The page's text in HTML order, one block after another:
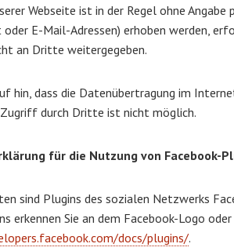
Webseite ist in der Regel ohne
oder E-Mail-Adressen) erhoben werden,
an Dritte weitergegeben.
hin, dass die Datenübertragung im
durch Dritte ist nicht möglich.
für die Nutzung von Facebook-
sind Plugins des sozialen Netzwerks
erkennen Sie an dem Facebook-Logo
docs/plugins/.